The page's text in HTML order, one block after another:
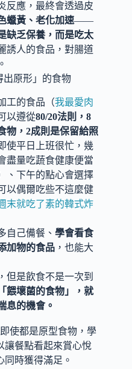
反應，最終會透過皮
蠟黃、老化加速——
缺乏保養，而是吃太
誘人的食品，對腸道
出原形」的食物
工的食品（我最愛肉
以遵從80/20法則，8
物，2成則是保留給照
使平日上班很忙，幾
盡量吃蔬食健康便當
、下午的點心會選擇
以偶爾吃些不這麼健
末就吃了素的韓式炸
自己備餐、 學會看食
加物的食品 ，也能大
但是飲食不是一次到
餵壞菌的食物」，就
息的機會。
使都是原型食物，學
讓餐點看起來賞心悅
同時獲得滿足。